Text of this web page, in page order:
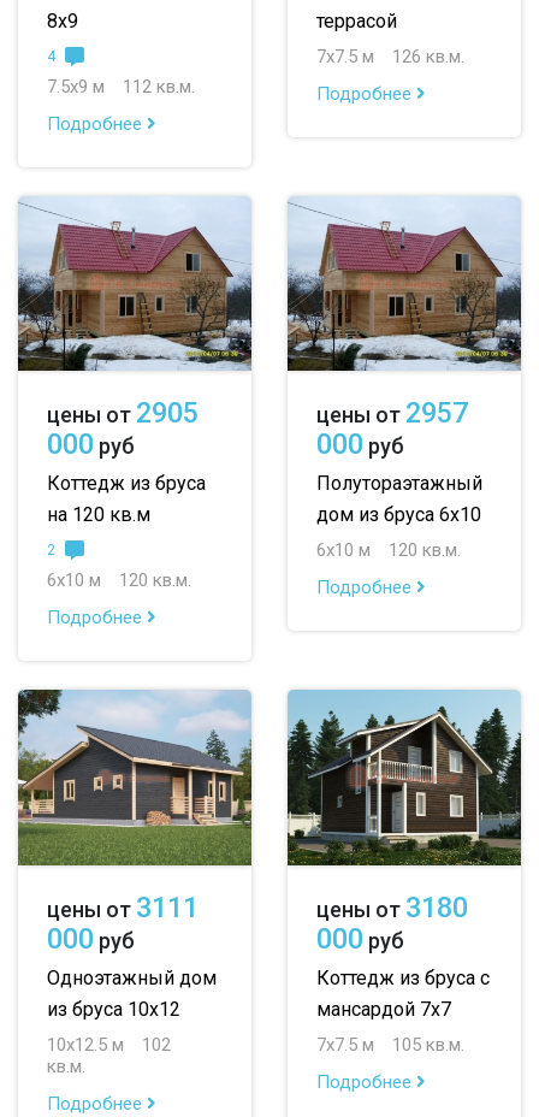
8х9
4
7.5х9 м
112 кв.м.
Подробнее
террасой
7х7.5 м
126 кв.м.
Подробнее
цены от 2905
000 руб
Коттедж из бруса
на 120 кв.м
2
6х10 м
120 кв.м.
Подробнее
цены от 2957
000 руб
Полутораэтажный
дом из бруса 6х10
6х10 м
120 кв.м.
Подробнее
цены от 3111
000 руб
Одноэтажный дом
из бруса 10х12
10х12.5 м
102
кв.м.
Подробнее
цены от 3180
000 руб
Коттедж из бруса с
мансардой 7х7
7х7.5 м
105 кв.м.
Подробнее